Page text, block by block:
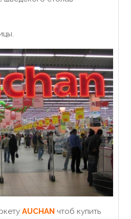
AUCHAN чтоб купить